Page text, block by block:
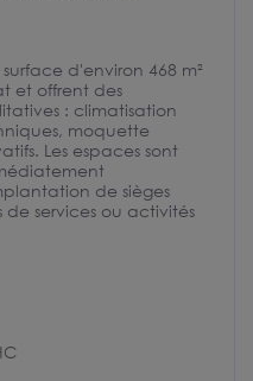
d'environ 468 m²
et offrent des
: climatisation
moquette
Les espaces sont
de sièges
de services ou activités